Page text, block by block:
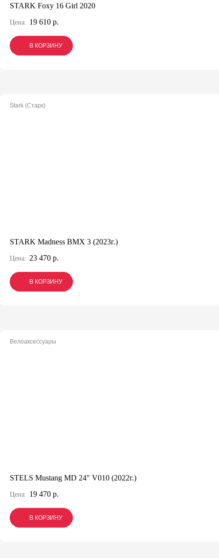
STARK Foxy 16 Girl 2020
Цена: 19 610 р.
В КОРЗИНУ
В КОРЗИНУ
В КОРЗИНУ
Stark (Старк)
STARK Madness BMX 3 (2023г.)
Цена: 23 470 р.
В КОРЗИНУ
В КОРЗИНУ
В КОРЗИНУ
Велоаксессуары
STELS Mustang MD 24" V010 (2022г.)
Цена: 19 470 р.
В КОРЗИНУ
В КОРЗИНУ
В КОРЗИНУ